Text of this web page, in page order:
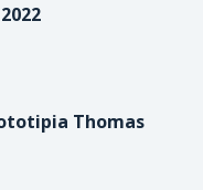
Thomas